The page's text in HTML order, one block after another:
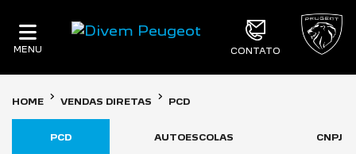
MENU CONTATO
HOME VENDAS DIRETAS PCD
AUTOESCOLAS CNPJ E
PCD